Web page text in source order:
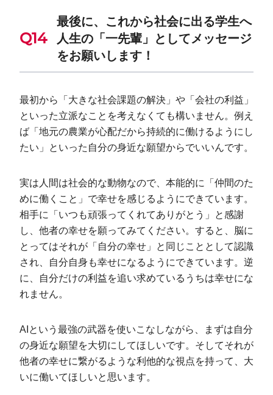
最後に、これから社会に出る学生へ
人生の「一先輩」としてメッセージ
をお願いします！
最初から「大きな社会課題の解決」や「会社の利益」
といった立派なことを考えなくても構いません。例え
ば「地元の農業が心配だから持続的に働けるようにし
たい」といった自分の身近な願望からでいいんです。
実は人間は社会的な動物なので、本能的に「仲間のた
めに働くこと」で幸せを感じるようにできています。
相手に「いつも頑張ってくれてありがとう」と感謝
し、他者の幸せを願ってみてください。すると、脳に
とってはそれが「自分の幸せ」と同じこととして認識
され、自分自身も幸せになるようにできています。逆
に、自分だけの利益を追い求めているうちは幸せにな
れません。
AIという最強の武器を使いこなしながら、まずは自分
の身近な願望を大切にしてほしいです。そしてそれが
他者の幸せに繋がるような利他的な視点を持って、大
いに働いてほしいと思います。